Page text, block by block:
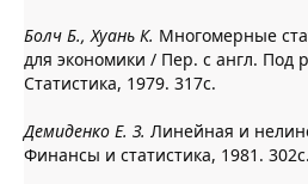
Болч Б., Хуань К. Многомерные
для экономики / Пер. с англ. Под
Статистика, 1979. 317с.
Демиденко Е. З. Линейная и
Финансы и статистика, 1981. 302с.